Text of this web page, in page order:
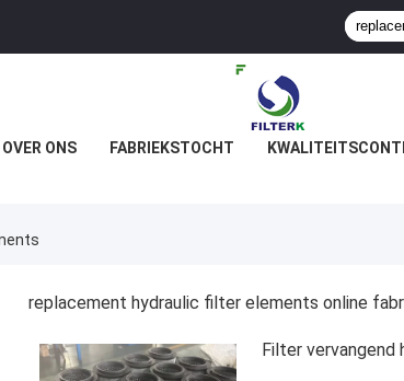
OVER ONS FABRIEKSTOCHT
replacement hydraulic filter elements online
Filter